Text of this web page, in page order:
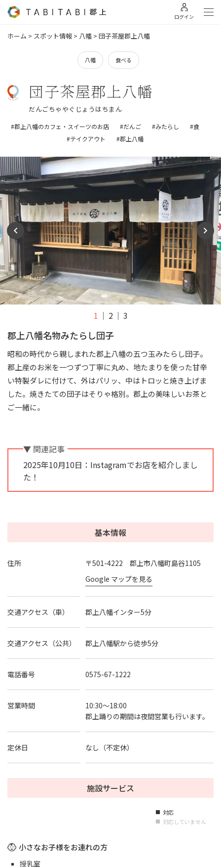
ログイン
ホーム > スポット情報 > 八幡 > 団子茶屋郡上八幡
八幡 食べる
団子茶屋郡上八幡
だんごちゃやぐじょうはちまん
#郡上八幡のカフェ・スイーツのお店 #だんご #みたらし
#食
#テイクアウト
#郡上八幡
1 2 3
郡上八幡名物みたらし団子
昭和の時代から親しまれた郡上八幡の五つ玉みたらし団子。
郡上産のお米を一つずつ丁寧に丸め、地たまりを使った甘辛
い特製ダレに付けて、外はパリッ、中はトロッと焼き上げま
した。焼きたての団子はそりゃ格別。郡上の美味しいお茶と
ご一緒に。
▼ 関連記事
2025年10月10日：Instagramでお店を紹介しまし
た！
基本情報
住所
〒501-4222 郡上市八幡町島谷1105
Google マップを見る
交通アクセス（車） 郡上八幡インター5分
交通アクセス（公共） 郡上八幡駅から徒歩5分
電話番号 0575-67-1222
営業時間
10:30～18:00
郡上踊りの期間は夜間営業も行います。
定休日 なし（不定休）
施設サービス
■ 対応
■ 対応していません
小さなお子様をお連れの方
授乳室